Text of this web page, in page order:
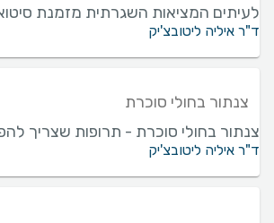
לעיתים המציאות השגרתית מזמנת
ד"ר איליה ליטובצ'יק
צנתור בחולי סוכרת
צנתור בחולי סוכרת - תרופות שצריך להפסיק
ד"ר איליה ליטובצ'יק